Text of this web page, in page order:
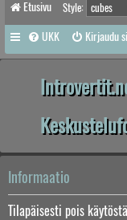
Etusivu Style:
UKK Kirjaudu
Informaatio
Tilapäisesti pois käytöstä